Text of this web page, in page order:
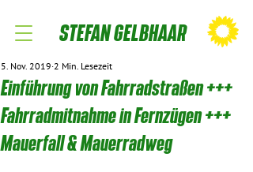
STEFAN GELBHAAR
Einführung von Fahrradstraßen +++
Fahrradmitnahme in Fernzügen +++
Mauerfall & Mauerradweg
5. Nov. 2019 2 Min. Lesezeit